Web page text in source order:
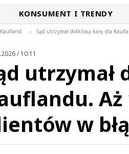
KONSUMENT I TRENDY
Kaufland > Sąd utrzymał dotkliwą karę dla
/ 10:11
Aż
w